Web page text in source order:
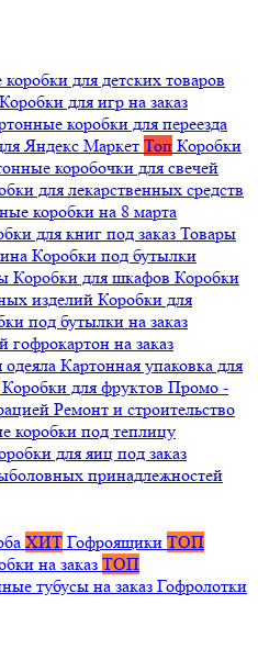
для детских товаров
Коробки для игр на заказ
коробки для переезда
Яндекс Маркет Топ Коробки
коробочки для свечей
для лекарственных средств
коробки на 8 марта
для книг под заказ Товары
Коробки под бутылки
Коробки для шкафов Коробки
изделий Коробки для
под бутылки на заказ
гофрокартон на заказ
одеяла Картонная упаковка для
Коробки для фруктов Промо -
Ремонт и строительство
коробки под теплицу
для яиц под заказ
принадлежностей
ХИТ Гофроящики ТОП
на заказ ТОП
тубусы на заказ Гофролотки